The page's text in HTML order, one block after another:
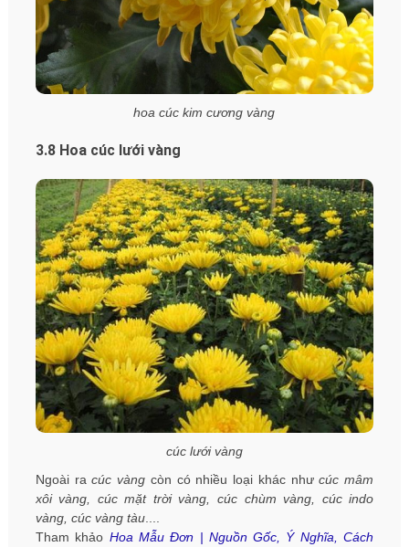
hoa cúc kim cương vàng
3.8 Hoa cúc lưới vàng
cúc lưới vàng
Ngoài racúc vàng còn có nhiều loại khác nhưcúc mâm
xôi vàng, cúc mặt trời vàng, cúc chùm vàng, cúc indo
vàng, cúc vàng tàu....
Tham khảo Hoa Mẫu Đơn | Nguồn Gốc, Ý Nghĩa, Cách